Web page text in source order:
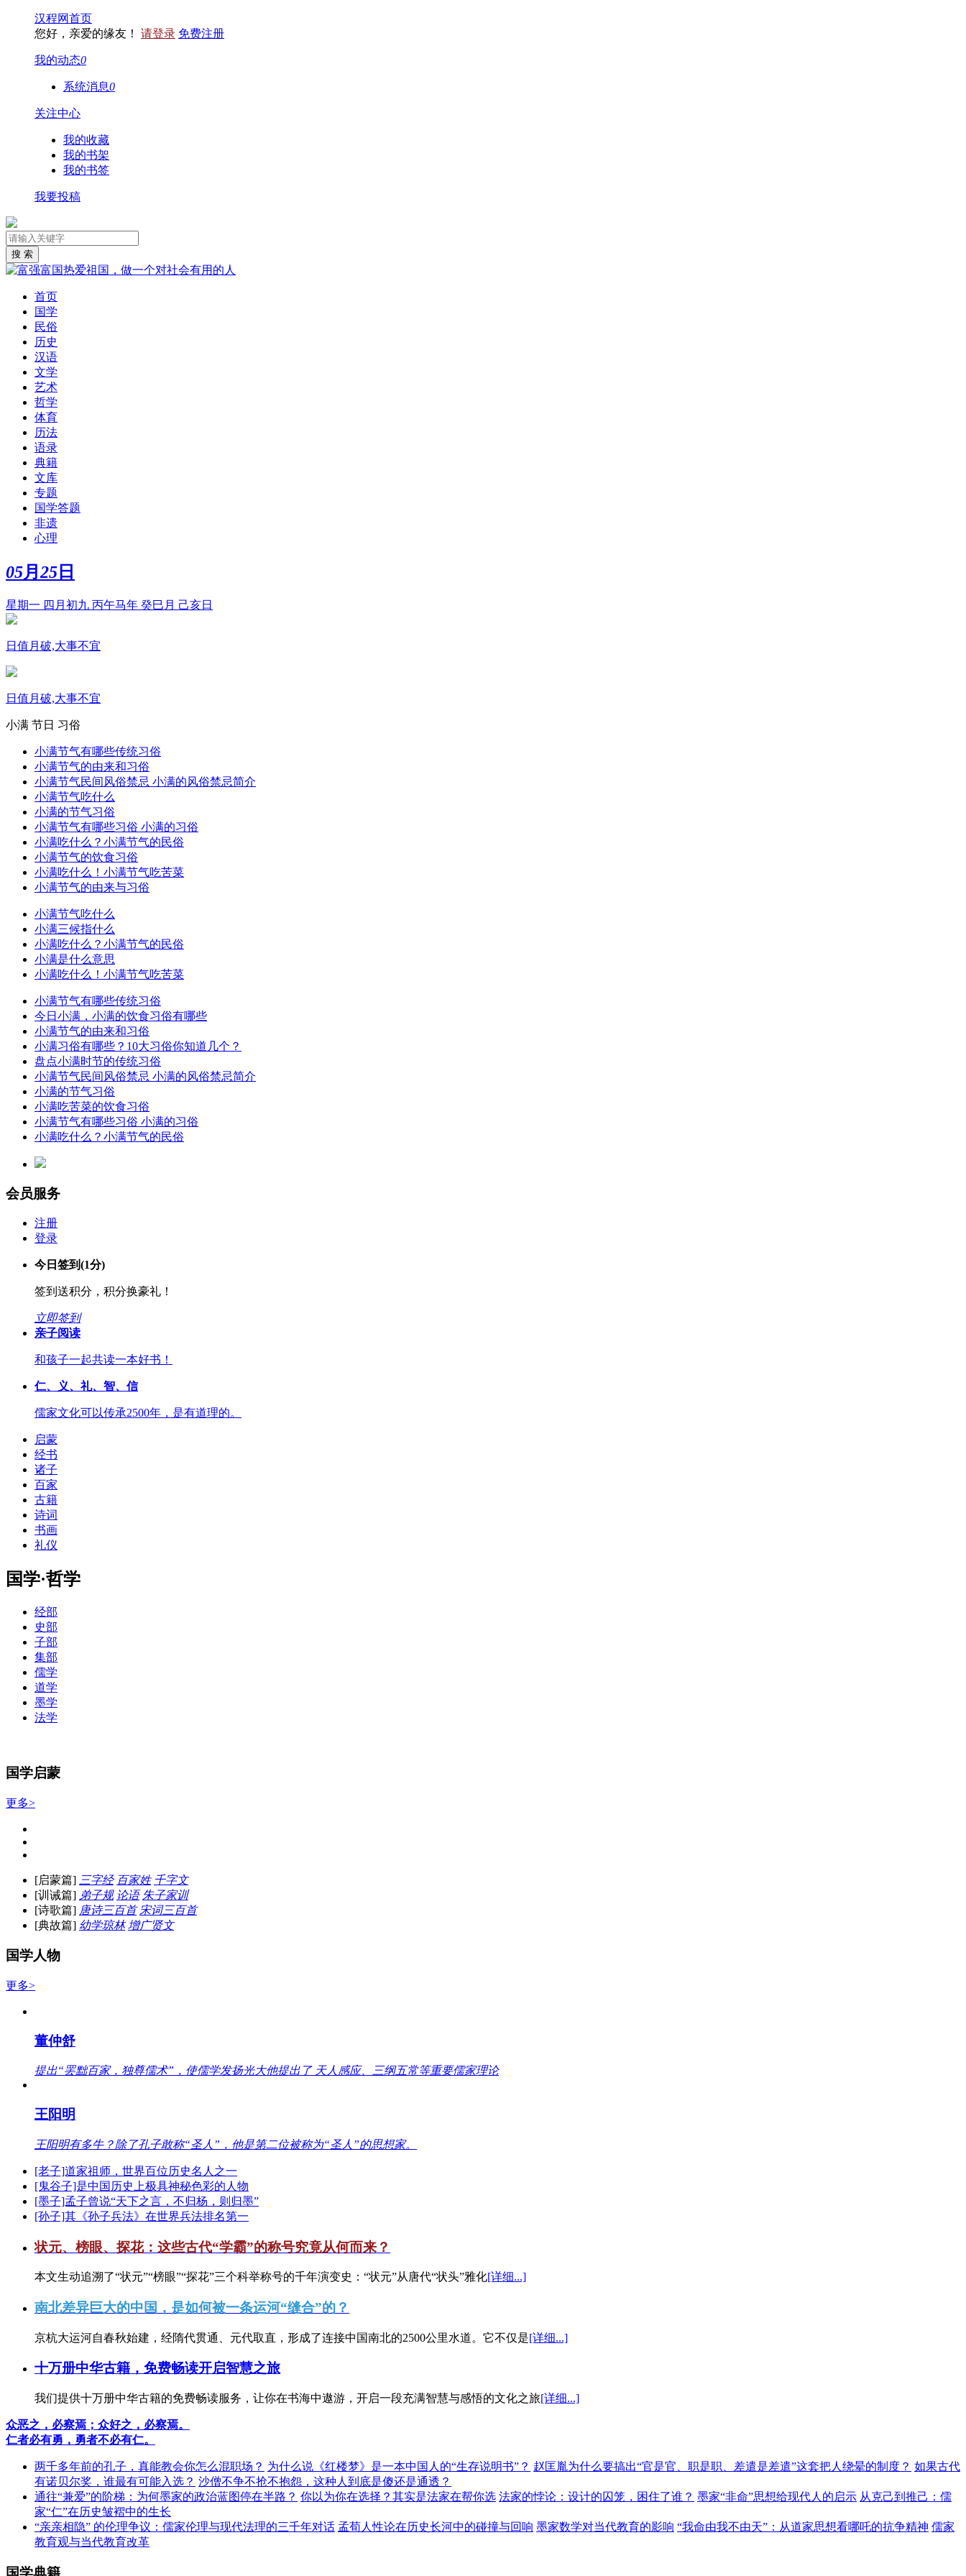
汉程网首页
您好，亲爱的缘友！ 请登录 免费注册
我的动态0
系统消息0
关注中心
我的收藏
我的书架
我的书签
我要投稿
首页
国学
民俗
历史
汉语
文学
艺术
哲学
体育
历法
语录
典籍
文库
专题
国学答题
非遗
心理
05月 25 日
星期一 四月初九 丙午马年 癸巳月 己亥日
日值月破,大事不宜
日值月破,大事不宜
小满 节日 习俗
小满节气有哪些传统习俗
小满节气的由来和习俗
小满节气民间风俗禁忌 小满的风俗禁忌简介
小满节气吃什么
小满的节气习俗
小满节气有哪些习俗 小满的习俗
小满吃什么？小满节气的民俗
小满节气的饮食习俗
小满吃什么！小满节气吃苦菜
小满节气的由来与习俗
小满节气吃什么
小满三候指什么
小满吃什么？小满节气的民俗
小满是什么意思
小满吃什么！小满节气吃苦菜
小满节气有哪些传统习俗
今日小满，小满的饮食习俗有哪些
小满节气的由来和习俗
小满习俗有哪些？10大习俗你知道几个？
盘点小满时节的传统习俗
小满节气民间风俗禁忌 小满的风俗禁忌简介
小满的节气习俗
小满吃苦菜的饮食习俗
小满节气有哪些习俗 小满的习俗
小满吃什么？小满节气的民俗
会员服务
注册
登录
今日签到(1分)
签到送积分，积分换豪礼！
立即签到
亲子阅读
和孩子一起共读一本好书！
仁、义、礼、智、信
儒家文化可以传承2500年，是有道理的。
启蒙
经书
诸子
百家
古籍
诗词
书画
礼仪
国学·哲学
经部
史部
子部
集部
儒学
道学
墨学
法学
国学启蒙
更多>
[启蒙篇] 三字经 百家姓 千字文
[训诫篇] 弟子规 论语 朱子家训
[诗歌篇] 唐诗三百首 宋词三百首
[典故篇] 幼学琼林 增广贤文
国学人物
更多>
董仲舒
提出“罢黜百家，独尊儒术”，使儒学发扬光大他提出了 天人感应、三纲五常等重要儒家理论
王阳明
王阳明有多牛？除了孔子敢称“圣人”，他是第二位被称为“圣人”的思想家。
[老子]道家祖师，世界百位历史名人之一
[鬼谷子]是中国历史上极具神秘色彩的人物
[墨子]孟子曾说“天下之言，不归杨，则归墨”
[孙子]其《孙子兵法》在世界兵法排名第一
状元、榜眼、探花：这些古代“学霸”的称号究竟从何而来？
本文生动追溯了“状元”“榜眼”“探花”三个科举称号的千年演变史：“状元”从唐代“状头”雅化[详细...]
南北差异巨大的中国，是如何被一条运河“缝合”的？
京杭大运河自春秋始建，经隋代贯通、元代取直，形成了连接中国南北的2500公里水道。它不仅是[详细...]
十万册中华古籍，免费畅读开启智慧之旅
我们提供十万册中华古籍的免费畅读服务，让你在书海中遨游，开启一段充满智慧与感悟的文化之旅[详细...]
众恶之，必察焉；众好之，必察焉。
仁者必有勇，勇者不必有仁。
两千多年前的孔子，真能教会你怎么混职场？ 为什么说《红楼梦》是一本中国人的“生存说明书”？ 赵匡胤为什么要搞出“官是官、职是职、差遣是差遣”这套把人绕晕的制度？ 如果古代
有诺贝尔奖，谁最有可能入选？ 沙僧不争不抢不抱怨，这种人到底是傻还是通透？
通往“兼爱”的阶梯：为何墨家的政治蓝图停在半路？ 你以为你在选择？其实是法家在帮你选 法家的悖论：设计的囚笼，困住了谁？ 墨家“非命”思想给现代人的启示 从克己到推己：儒
家“仁”在历史皱褶中的生长
“亲亲相隐” 的伦理争议：儒家伦理与现代法理的三千年对话 孟荀人性论在历史长河中的碰撞与回响 墨家数学对当代教育的影响 “我命由我不由天”：从道家思想看哪吒的抗争精神 儒家
教育观与当代教育改革
国学典籍